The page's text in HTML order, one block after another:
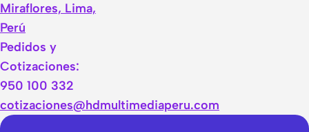
Miraflores, Lima,
Perú
Pedidos y
Cotizaciones:
950 100 332
cotizaciones@hdmultimediaperu.com